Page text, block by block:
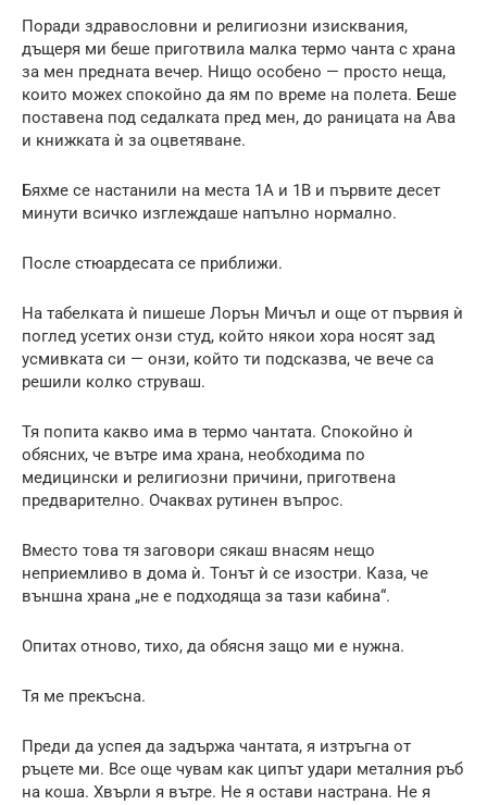
Поради здравословни и религиозни изисквания,
дъщеря ми беше приготвила малка термо чанта с храна
за мен предната вечер. Нищо особено — просто неща,
които можех спокойно да ям по време на полета. Беше
поставена под седалката пред мен, до раницата на Ава
и книжката ѝ за оцветяване.
Бяхме се настанили на места 1A и 1B и първите десет
минути всичко изглеждаше напълно нормално.
После стюардесата се приближи.
На табелката ѝ пишеше Лорън Мичъл и още от първия ѝ
поглед усетих онзи студ, който някои хора носят зад
усмивката си — онзи, който ти подсказва, че вече са
решили колко струваш.
Тя попита какво има в термо чантата. Спокойно ѝ
обясних, че вътре има храна, необходима по
медицински и религиозни причини, приготвена
предварително. Очаквах рутинен въпрос.
Вместо това тя заговори сякаш внасям нещо
неприемливо в дома ѝ. Тонът ѝ се изостри. Каза, че
външна храна „не е подходяща за тази кабина“.
Опитах отново, тихо, да обясня защо ми е нужна.
Тя ме прекъсна.
Преди да успея да задържа чантата, я изтръгна от
ръцете ми. Все още чувам как ципът удари металния ръб
на коша. Хвърли я вътре. Не я остави настрана. Не я